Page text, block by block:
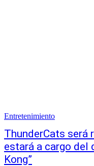
Entretenimiento
ThunderCats será
estará a cargo del
Kong”